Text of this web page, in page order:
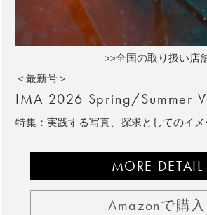
>>全国の取り扱い店
＜最新号＞
IMA 2026 Spring/Summer
特集：実践する写真、探求としてのイメ
MORE DETAIL
Amazonで購入